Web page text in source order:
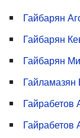
Гайбарян
Гайбарян
Гайбарян
Гайламазян
Гайрабетов
Гайрабетов